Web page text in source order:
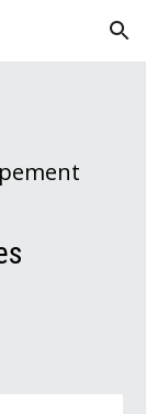
Skip to navigation